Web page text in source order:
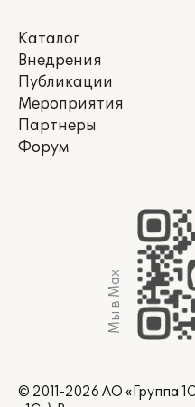
Каталог
Внедрения
Публикации
Мероприятия
Партнеры
Форум
Мы в Max
© 2011-2026 АО «Группа